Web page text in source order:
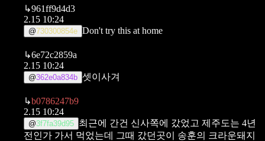
↳961ff9d4d3
2.15 10:24
@730300854e Don't try this at home
↳6e72c2859a
2.15 10:24
@362e0a834b 셋이사겨
↳b0786247b9
2.15 10:24
@3f7fa39d95 최근에 간건 신사쪽에 갔었고 제주도는 4년
전인가 가서 먹었는데 그때 갔던곳이 송훈의 크라운돼지